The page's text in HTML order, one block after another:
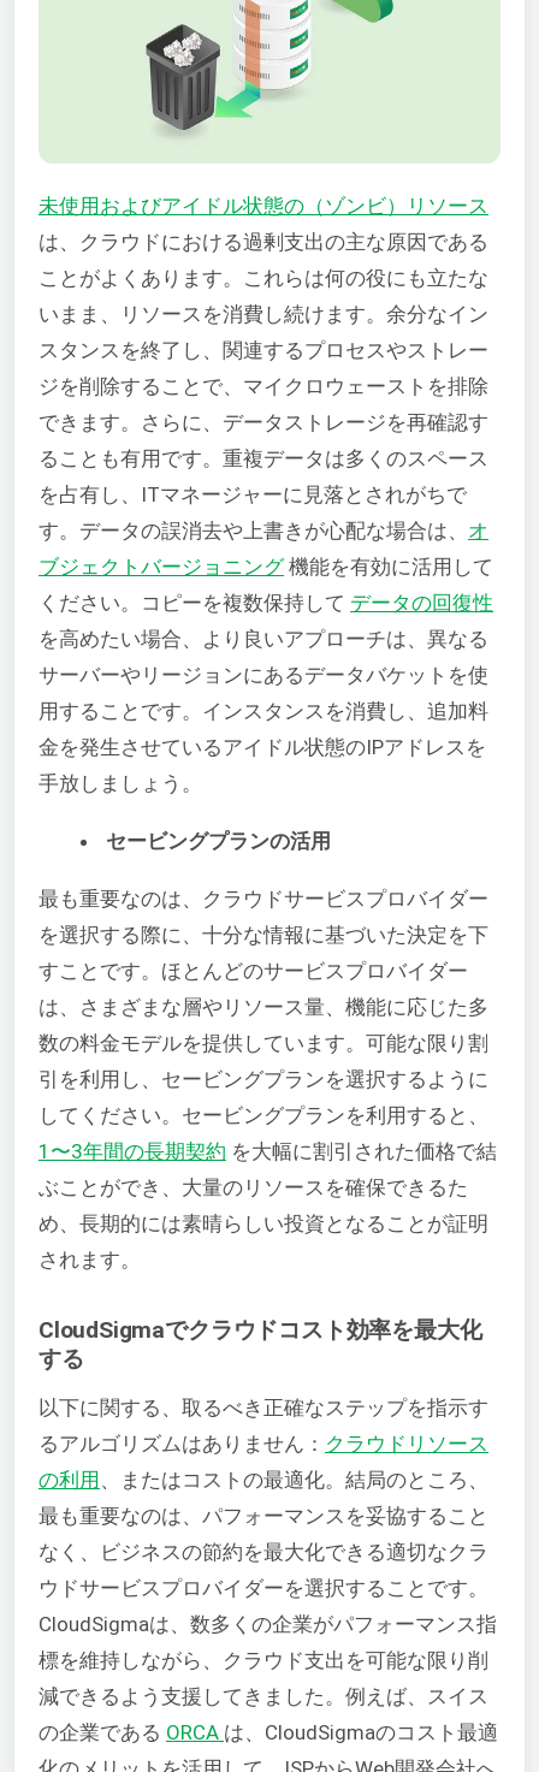
未使用およびアイドル状態の（ゾンビ）リソース
は、クラウドにおける過剰支出の主な原因である
ことがよくあります。これらは何の役にも立たな
いまま、リソースを消費し続けます。余分なイン
スタンスを終了し、関連するプロセスやストレー
ジを削除することで、マイクロウェーストを排除
できます。さらに、データストレージを再確認す
ることも有用です。重複データは多くのスペース
を占有し、ITマネージャーに見落とされがちで
す。データの誤消去や上書きが心配な場合は、 オ
ブジェクトバージョニング機能を有効に活用して
ください。コピーを複数保持して データの回復性
を高めたい場合、より良いアプローチは、異なる
サーバーやリージョンにあるデータバケットを使
用することです。インスタンスを消費し、追加料
金を発生させているアイドル状態のIPアドレスを
手放しましょう。
セービングプランの活用
最も重要なのは、クラウドサービスプロバイダー
を選択する際に、十分な情報に基づいた決定を下
すことです。ほとんどのサービスプロバイダー
は、さまざまな層やリソース量、機能に応じた多
数の料金モデルを提供しています。可能な限り割
引を利用し、セービングプランを選択するように
してください。セービングプランを利用すると、
1〜3年間の長期契約 を大幅に割引された価格で結
ぶことができ、大量のリソースを確保できるた
め、長期的には素晴らしい投資となることが証明
されます。
CloudSigmaでクラウドコスト効率を最大化
する
以下に関する、取るべき正確なステップを指示す
るアルゴリズムはありません： クラウドリソース
の利用 、またはコストの最適化。結局のところ、
最も重要なのは、パフォーマンスを妥協すること
なく、ビジネスの節約を最大化できる適切なクラ
ウドサービスプロバイダーを選択することです。
CloudSigmaは、数多くの企業がパフォーマンス指
標を維持しながら、クラウド支出を可能な限り削
減できるよう支援してきました。例えば、スイス
の企業である ORCA は、CloudSigmaのコスト最適